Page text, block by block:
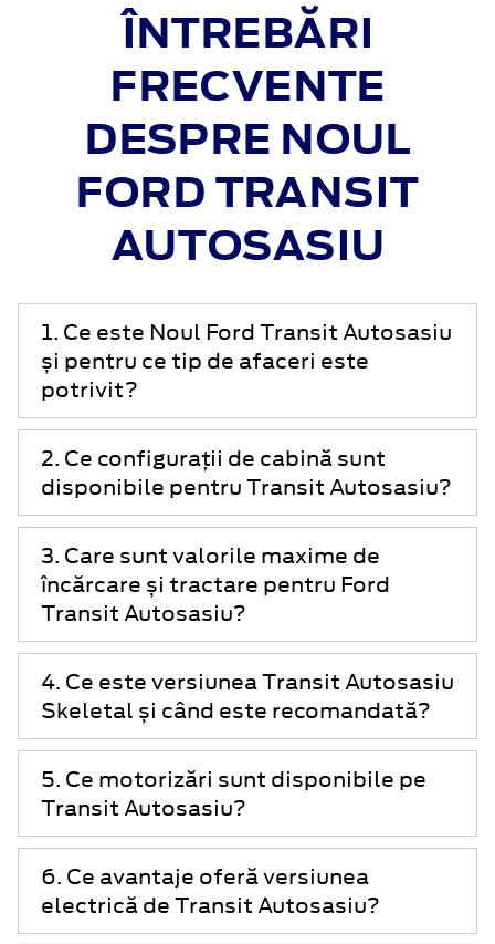
ÎNTREBĂRI
FRECVENTE
DESPRE NOUL
FORD TRANSIT
AUTOSASIU
1. Ce este Noul Ford Transit Autosasiu
și pentru ce tip de afaceri este
potrivit?
2. Ce configurații de cabină sunt
disponibile pentru Transit Autosasiu?
3. Care sunt valorile maxime de
încărcare și tractare pentru Ford
Transit Autosasiu?
4. Ce este versiunea Transit Autosasiu
Skeletal și când este recomandată?
5. Ce motorizări sunt disponibile pe
Transit Autosasiu?
6. Ce avantaje oferă versiunea
electrică de Transit Autosasiu?